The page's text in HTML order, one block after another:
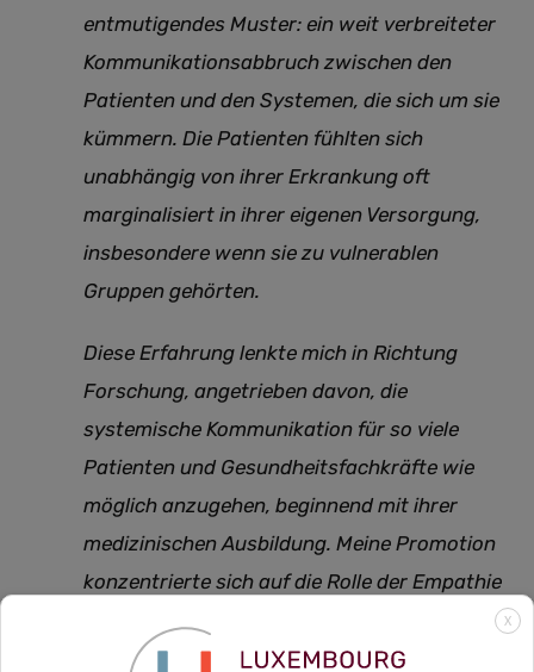
entmutigendes Muster: ein weit verbreiteter
Kommunikationsabbruch zwischen den
Patienten und den Systemen, die sich um sie
kümmern. Die Patienten fühlten sich
unabhängig von ihrer Erkrankung oft
marginalisiert in ihrer eigenen Versorgung,
insbesondere wenn sie zu vulnerablen
Gruppen gehörten.
Diese Erfahrung lenkte mich in Richtung
Forschung, angetrieben davon, die
systemische Kommunikation für so viele
Patienten und Gesundheitsfachkräfte wie
möglich anzugehen, beginnend mit ihrer
medizinischen Ausbildung. Meine Promotion
konzentrierte sich auf die Rolle der Empathie
medizinischen Bereich, und ich bemühte
X